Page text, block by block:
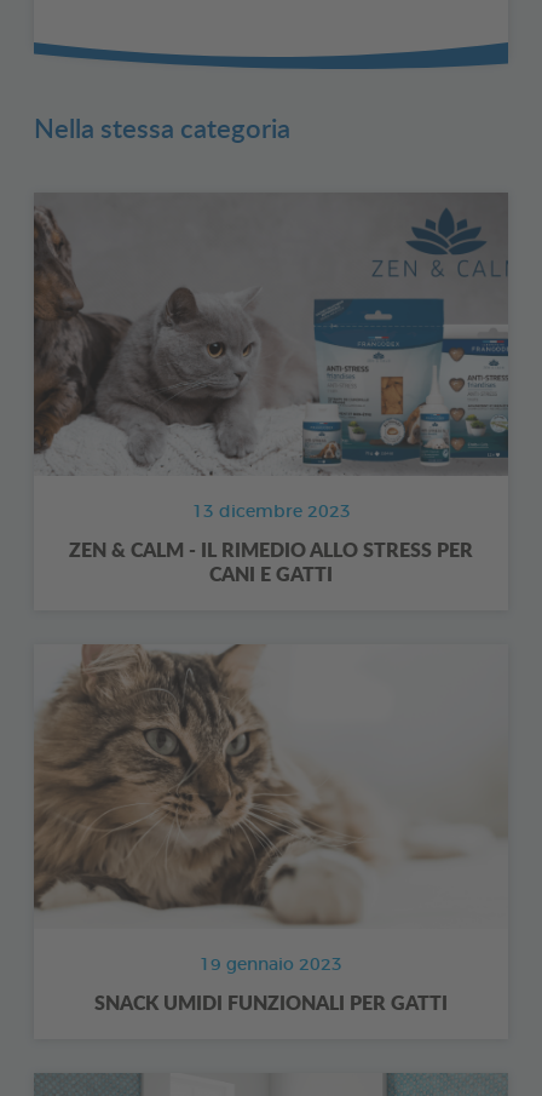
Nella stessa categoria
13 dicembre 2023
ZEN & CALM - IL RIMEDIO ALLO STRESS PER
CANI E GATTI
19 gennaio 2023
SNACK UMIDI FUNZIONALI PER GATTI